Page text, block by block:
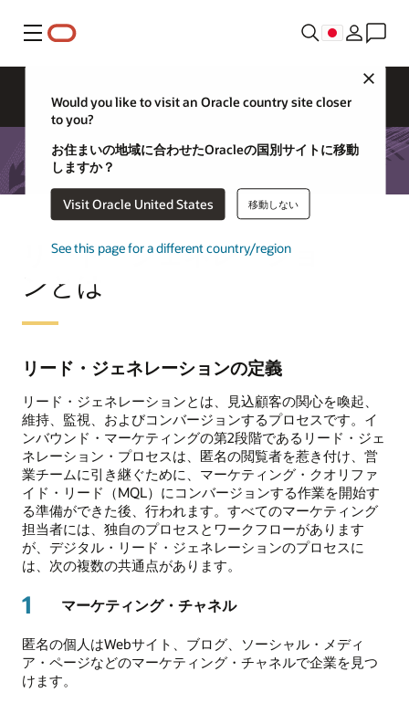
メニュー
Would you like to visit an Oracle country site closer
to you?
お住まいの地域に合わせたOracleの国別サイトに移動
しますか？
Visit Oracle United States 移動しない
See this page for a different country/region
リード・ジェネレーショ
ンとは
リード・ジェネレーションの定義
リード・ジェネレーションとは、見込顧客の関心を喚起、
維持、監視、およびコンバージョンするプロセスです。イ
ンバウンド・マーケティングの第2段階であるリード・ジェ
ネレーション・プロセスは、匿名の閲覧者を惹き付け、営
業チームに引き継ぐために、マーケティング・クオリファ
イド・リード（MQL）にコンバージョンする作業を開始す
る準備ができた後、行われます。すべてのマーケティング
担当者には、独自のプロセスとワークフローがあります
が、デジタル・リード・ジェネレーションのプロセスに
は、次の複数の共通点があります。
1 マーケティング・チャネル
匿名の個人はWebサイト、ブログ、ソーシャル・メディ
ア・ページなどのマーケティング・チャネルで企業を見つ
けます。